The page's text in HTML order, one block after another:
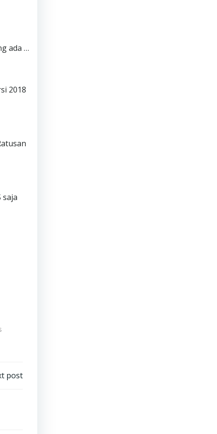
ada …
2018
saja
post